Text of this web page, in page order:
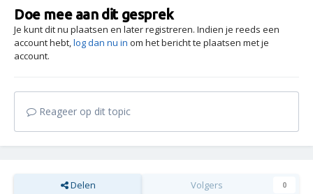
Doe mee aan dit gesprek
Je kunt dit nu plaatsen en later registreren. Indien je reeds een
account hebt,log dan nu in om het bericht te plaatsen met je
account.
Reageer op dit topic
Delen Volgers 0